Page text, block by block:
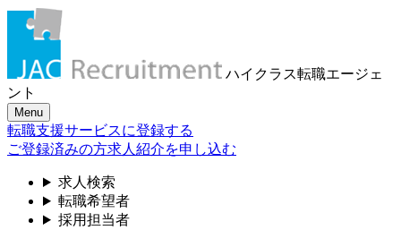
ハイクラス転職エージェ
ント
Menu
転職支援サービスに登録する
ご登録済みの方求人紹介を申し込む
求人検索
転職希望者
採用担当者